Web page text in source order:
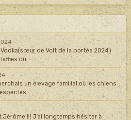
de Volt de la portée 2024)
du ...
un élevage familial où les chiens
...
Jérôme !!! J’ai longtemps hésiter à